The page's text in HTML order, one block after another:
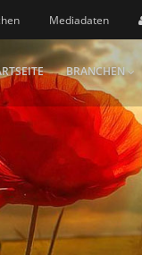
Mediadaten
BRANCHEN